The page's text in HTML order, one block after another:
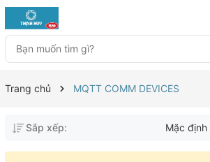
Trang chủ MQTT COMM DEVICES
Sắp xếp: Mặc định